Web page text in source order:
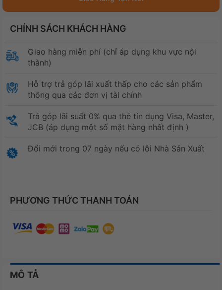
CHÍNH SÁCH KHÁCH HÀNG
Giao hàng miễn phí (chỉ áp dụng khu vực nội
thành)
Hỗ trợ trả góp lãi xuất thấp cho các sản phẩm
thông qua các đơn vị tài chính
Trả góp lãi suất 0% qua thẻ tín dụng Visa, Master,
JCB (áp dụng một số mặt hàng nhất định )
Đổi mới trong 07 ngày nếu có lỗi Nhà Sản Xuất
PHƯƠNG THỨC THANH TOÁN
MÔ TẢ